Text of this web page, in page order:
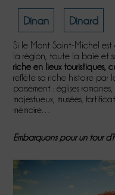
Dinan Dinard
Si le Mont Saint-Michel
la région, toute la baie et
riche en lieux touristiques,
reflète sa riche histoire par
parsèment : églises
majestueux, musées,
mémoire…
Embarquons pour un tour